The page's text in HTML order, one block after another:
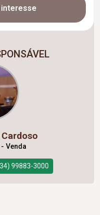
interesse
- Venda
99883-3000